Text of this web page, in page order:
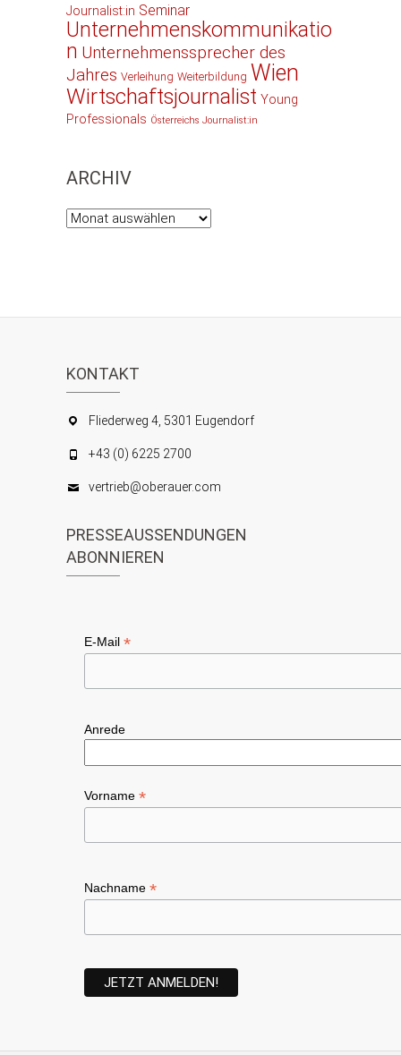
Journalist:in Seminar
Unternehmenskommunikatio
n Unternehmenssprecher des
Jahres Verleihung Weiterbildung Wien
Wirtschaftsjournalist Young
Professionals Österreichs Journalist:in
ARCHIV
Archiv
KONTAKT
Fliederweg 4, 5301 Eugendorf
+43 (0) 6225 2700
vertrieb@oberauer.com
PRESSEAUSSENDUNGEN
ABONNIEREN
E-Mail *
Anrede
Vorname *
Nachname *